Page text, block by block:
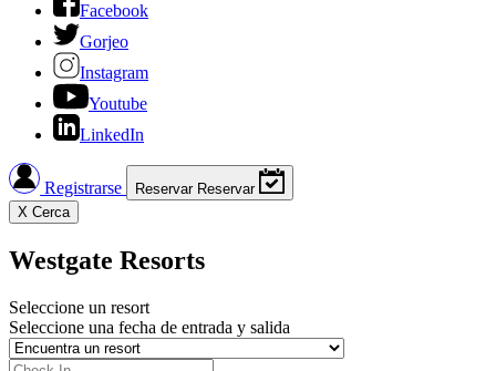
Facebook
Gorjeo
Instagram
Youtube
LinkedIn
Registrarse Reservar Reservar
X Cerca
Westgate Resorts
Seleccione un resort
Seleccione una fecha de entrada y salida